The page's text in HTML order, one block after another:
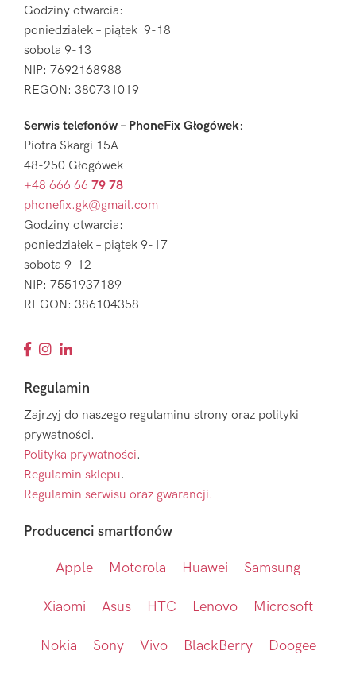
Godziny otwarcia:
poniedziałek – piątek 9-18
sobota 9-13
NIP: 7692168988
REGON: 380731019
Serwis telefonów – PhoneFix Głogówek:
Piotra Skargi 15A
48-250 Głogówek
+48 666 66 79 78
phonefix.gk@gmail.com
Godziny otwarcia:
poniedziałek – piątek 9-17
sobota 9-12
NIP: 7551937189
REGON: 386104358
Regulamin
Zajrzyj do naszego regulaminu strony oraz polityki
prywatności.
Polityka prywatności.
Regulamin sklepu.
Regulamin serwisu oraz gwarancji.
Producenci smartfonów
Apple Motorola Huawei Samsung
Xiaomi Asus HTC Lenovo Microsoft
Nokia Sony Vivo BlackBerry Doogee